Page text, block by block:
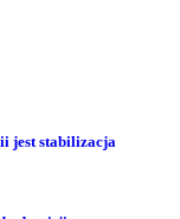
jest stabilizacja